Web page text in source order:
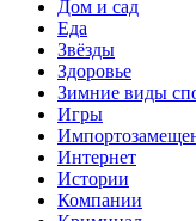
Дом и сад
Еда
Звёзды
Здоровье
Зимние виды
Игры
Интернет
Истории
Компании